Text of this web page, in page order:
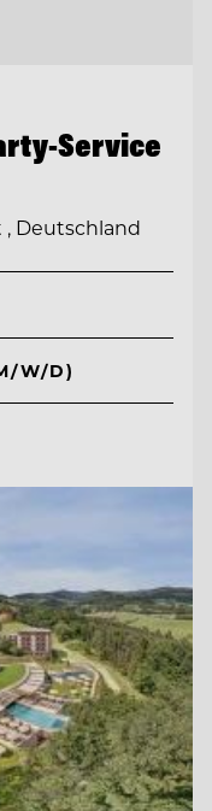
Service
, Deutschland
W/D)